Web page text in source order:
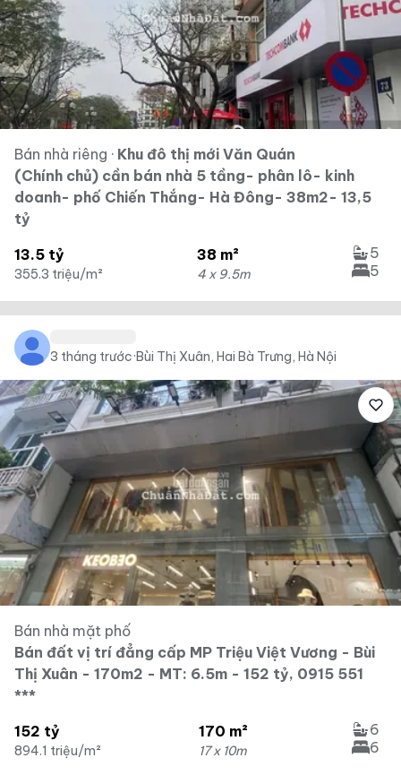
Bán nhà riêng · Khu đô thị mới Văn Quán
(Chính chủ) cần bán nhà 5 tầng- phân lô- kinh
doanh- phố Chiến Thắng- Hà Đông- 38m2- 13,5
tỷ
13.5 tỷ
355.3 triệu/m²
38 m²
4 x 9.5m
5
5
3 tháng trước·Bùi Thị Xuân, Hai Bà Trưng, Hà Nội
Bán nhà mặt phố
Bán đất vị trí đẳng cấp MP Triệu Việt Vương - Bùi
Thị Xuân - 170m2 - MT: 6.5m - 152 tỷ, 0915 551
***
152 tỷ
894.1 triệu/m²
170 m²
17 x 10m
6
6